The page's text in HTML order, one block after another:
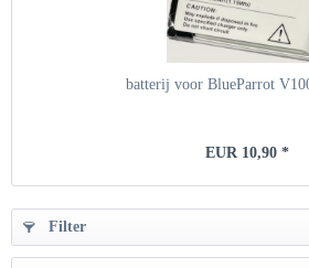
batterij voor BlueParrot
EUR 10,90 *
Filter